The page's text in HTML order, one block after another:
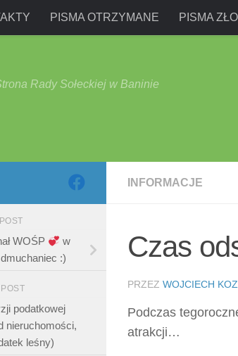
PISMA OTRZYMANE PISMA
Rady Sołeckiej w Baninie
INFORMACJE
Czas
PRZEZ WOJCIECH
Podczas
atrakcji…
WOŚP
w
:)
podatkowej
nieruchomości,
leśny)